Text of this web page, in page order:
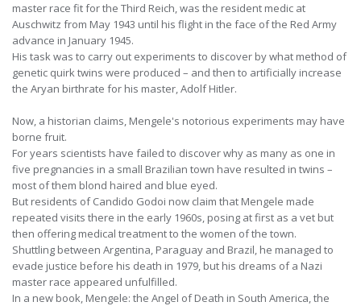
master race fit for the Third Reich, was the resident medic at
Auschwitz from May 1943 until his flight in the face of the Red Army
advance in January 1945.
His task was to carry out experiments to discover by what method of
genetic quirk twins were produced – and then to artificially increase
the Aryan birthrate for his master, Adolf Hitler.
Now, a historian claims, Mengele's notorious experiments may have
borne fruit.
For years scientists have failed to discover why as many as one in
five pregnancies in a small Brazilian town have resulted in twins –
most of them blond haired and blue eyed.
But residents of Candido Godoi now claim that Mengele made
repeated visits there in the early 1960s, posing at first as a vet but
then offering medical treatment to the women of the town.
Shuttling between Argentina, Paraguay and Brazil, he managed to
evade justice before his death in 1979, but his dreams of a Nazi
master race appeared unfulfilled.
In a new book, Mengele: the Angel of Death in South America, the